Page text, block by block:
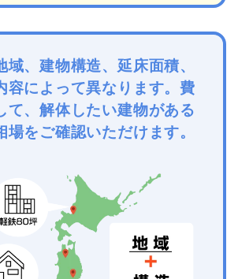
域、建物構造、延床面積、
容によって異なります。費
て、解体したい建物がある
場をご確認いただけます。